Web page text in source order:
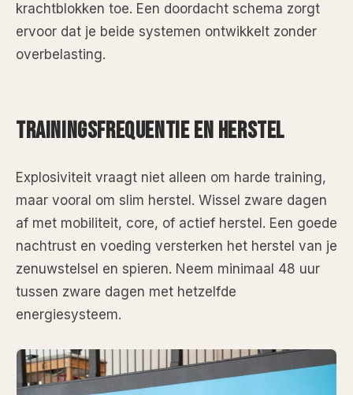
krachtblokken toe. Een doordacht schema zorgt
ervoor dat je beide systemen ontwikkelt zonder
overbelasting.
TRAININGSFREQUENTIE EN HERSTEL
Explosiviteit vraagt niet alleen om harde training,
maar vooral om slim herstel. Wissel zware dagen
af met mobiliteit, core, of actief herstel. Een goede
nachtrust en voeding versterken het herstel van je
zenuwstelsel en spieren. Neem minimaal 48 uur
tussen zware dagen met hetzelfde
energiesysteem.